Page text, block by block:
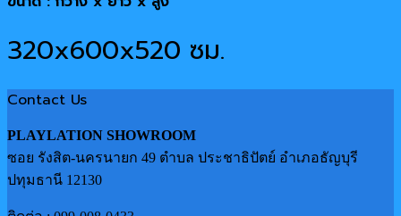
320x600x520 ซม.
Contact Us
PLAYLATION SHOWROOM
ซอย รังสิต-นครนายก 49 ตำบล ประชาธิปัตย์ อำเภอธัญบุรี
ปทุมธานี 12130